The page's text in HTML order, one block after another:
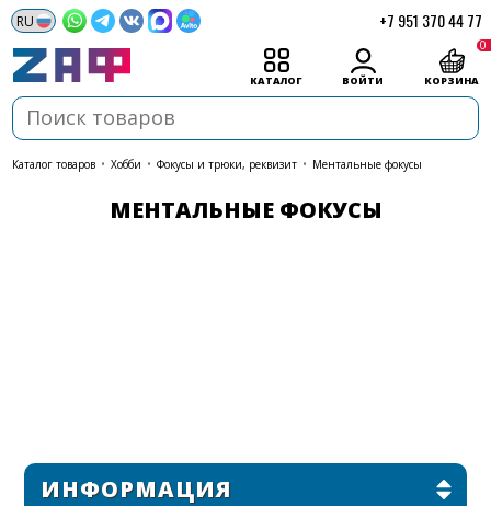
+7 951 370 44 77
КАТАЛОГ ВОЙТИ КОРЗИНА
0
каталог товаров • Хобби • Фокусы и трюки, реквизит • Ментальные фокусы
МЕНТАЛЬНЫЕ ФОКУСЫ
ИНФОРМАЦИЯ